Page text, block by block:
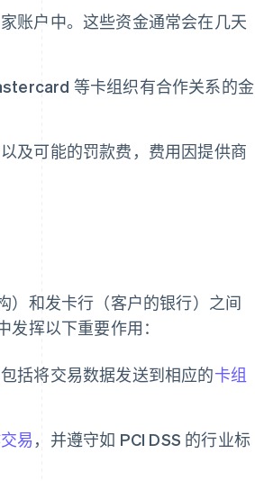
账户中。这些资金通常会在几天
等卡组织有合作关系的金
及可能的罚款费，费用因提供商
）和发卡行（客户的银行）之间
挥以下重要作用：
括将交易数据发送到相应的卡组
易 ，并遵守如 PCI DSS 的行业标